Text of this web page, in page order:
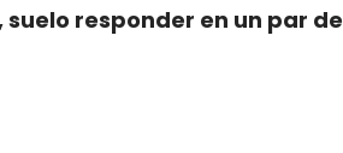
responder en un par de